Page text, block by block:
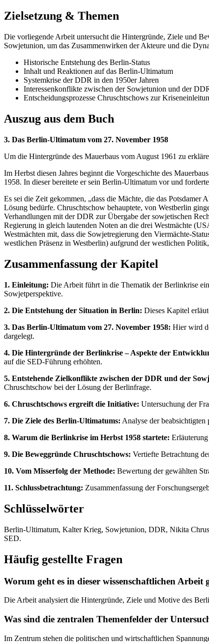
Zielsetzung & Themen
Die vorliegende Arbeit untersucht die Hintergründe, Ziele und
Sowjetunion, um das Zusammenwirken der Akteure und die
Historische Entstehung des Berlin-Status
Inhalt und Reaktionen auf das Berlin-Ultimatum
Systemkrise der DDR in den 1950er Jahren
Interessenkonflikte zwischen der Sowjetunion und der
Entscheidungsprozesse Chruschtschows zur
Auszug aus dem Buch
3. Das Berlin-Ultimatum vom 27. November 1958
Um die Hintergründe des Mauerbaus vom August 1961 zu
Im Herbst diesen Jahres beginnt die Vorgeschichte des
1958. In dieser bereitete er sein Berlin-Ultimatum vor und
Es sei die Zeit gekommen, „dass die Mächte, die das Potsdamer
Lösung bedürfe. Chruschtschow behauptete, von Westberlin
Verhandlungen mit der DDR zur Übergabe der sowjetischen
Regierung in gleich lautenden Noten an die drei Westmächte
Westmächten mit, dass die Sowjetregierung den Viermächte-
westlichen Präsenz in Westberlin) aufgrund der westlichen
Zusammenfassung der Kapitel
1. Einleitung: Die Arbeit führt in die Thematik der Berlinkrise
Sowjetperspektive.
2. Die Entstehung der Situation in Berlin: Dieses Kapitel
3. Das Berlin-Ultimatum vom 27. November 1958: Hier wird
dargelegt.
4. Die Hintergründe der Berlinkrise – Aspekte der
auf die SED-Führung erhöhten.
5. Entstehende Zielkonflikte zwischen der DDR und der
Chruschtschow bei der Lösung der Berlinfrage.
6. Chruschtschows ergreift die Initiative: Untersuchung der
7. Die Ziele des Berlin-Ultimatums: Analyse der
8. Warum die Berlinkrise im Herbst 1958 startete:
9. Die Beweggründe Chruschtschows: Vertiefte Betrachtung
10. Vom Misserfolg der Methode: Bewertung der gewählten
11. Schlussbetrachtung: Zusammenfassung der
Schlüsselwörter
Berlin-Ultimatum, Kalter Krieg, Sowjetunion, DDR, Nikita
SED.
Häufig gestellte Fragen
Worum geht es in dieser wissenschaftlichen Arbeit
Die Arbeit analysiert die Hintergründe, Ziele und Motive des
Was sind die zentralen Themenfelder der
Im Zentrum stehen die politischen und wirtschaftlichen